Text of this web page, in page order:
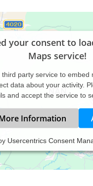
your consent to
Maps service!
third party service to embed
data about your activity.
and accept the service to
Information
Usercentrics Consent
und Tieren.